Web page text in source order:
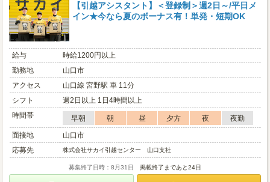
【引越アシスタント】＜登録制＞週2日～/平日メ
イン★今なら夏のボーナス有！単発・短期OK
給与
時給1200円以上
勤務地
山口市
アクセス
山口線 宮野駅 車 11分
シフト
週2日以上 1日4時間以上
時間帯
早朝 朝 昼 夕方 夜
夜勤
面接地
山口市
応募先
株式会社サカイ引越センター 山口支社
募集終了日時：8月31日 掲載終了まであと24日